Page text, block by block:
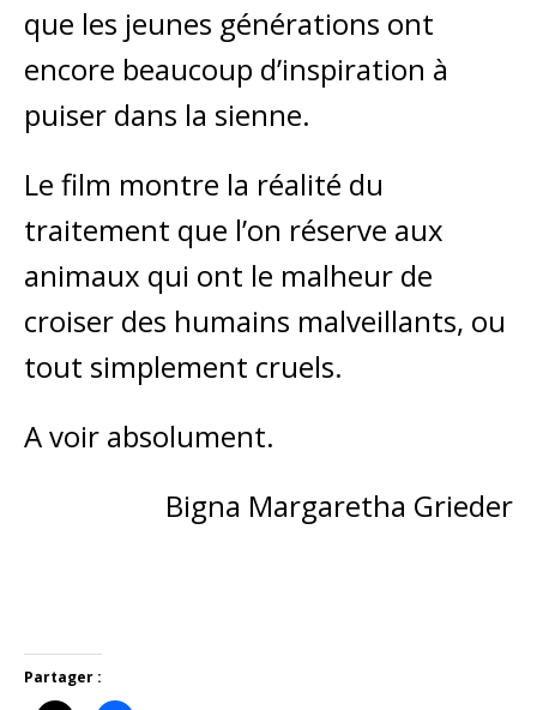
que les jeunes générations ont
encore beaucoup d’inspiration à
puiser dans la sienne.
Le film montre la réalité du
traitement que l’on réserve aux
animaux qui ont le malheur de
croiser des humains malveillants, ou
tout simplement cruels.
A voir absolument.
Bigna Margaretha Grieder
Partager :